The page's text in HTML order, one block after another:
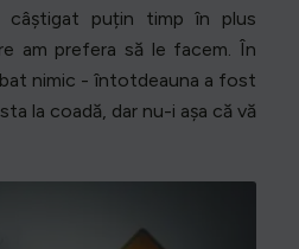
câștigat puțin timp în plus
am prefera să le facem. În
nimic - întotdeauna a fost
la coadă, dar nu-i așa că vă